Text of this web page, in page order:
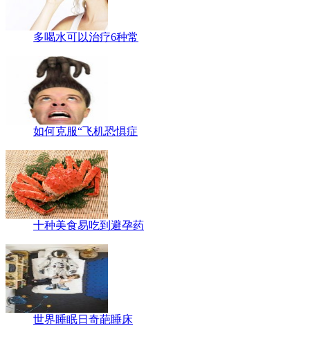
多喝水可以治疗6种常
如何克服“飞机恐惧症
十种美食易吃到避孕药
世界睡眠日奇葩睡床